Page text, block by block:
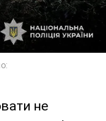
не